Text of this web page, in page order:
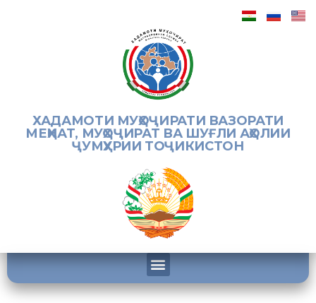
ХАДАМОТИ МУҲОҶИРАТИ ВАЗОРАТИ
МЕҲНАТ, МУҲОҶИРАТ ВА ШУҒЛИ АҲОЛИИ
ҶУМҲУРИИ ТОҶИКИСТОН